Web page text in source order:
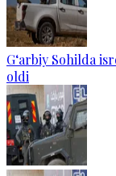
G‘arbiy Sohilda
oldi